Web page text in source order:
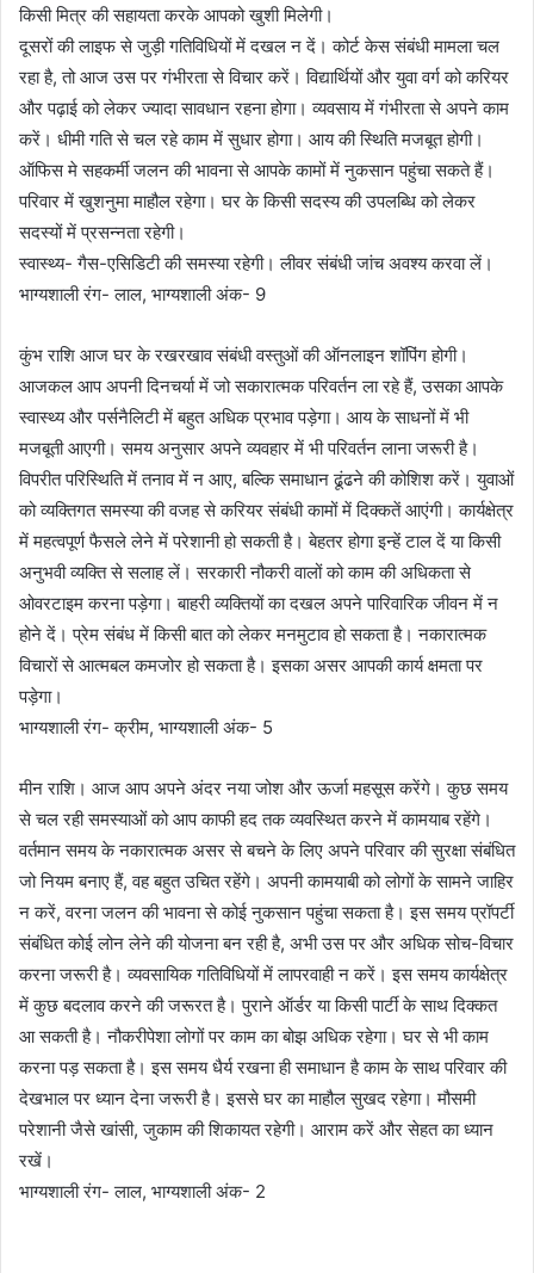
किसी मित्र की सहायता करके आपको खुशी मिलेगी।
दूसरों की लाइफ से जुड़ी गतिविधियों में दखल न दें। कोर्ट केस संबंधी मामला चल
रहा है, तो आज उस पर गंभीरता से विचार करें। विद्यार्थियों और युवा वर्ग को करियर
और पढ़ाई को लेकर ज्यादा सावधान रहना होगा। व्यवसाय में गंभीरता से अपने काम
करें। धीमी गति से चल रहे काम में सुधार होगा। आय की स्थिति मजबूत होगी।
ऑफिस मे सहकर्मी जलन की भावना से आपके कामों में नुकसान पहुंचा सकते हैं।
परिवार में खुशनुमा माहौल रहेगा। घर के किसी सदस्य की उपलब्धि को लेकर
सदस्यों में प्रसन्नता रहेगी।
स्वास्थ्य- गैस-एसिडिटी की समस्या रहेगी। लीवर संबंधी जांच अवश्य करवा लें।
भाग्यशाली रंग- लाल, भाग्यशाली अंक- 9
कुंभ राशि आज घर के रखरखाव संबंधी वस्तुओं की ऑनलाइन शॉपिंग होगी।
आजकल आप अपनी दिनचर्या में जो सकारात्मक परिवर्तन ला रहे हैं, उसका आपके
स्वास्थ्य और पर्सनैलिटी में बहुत अधिक प्रभाव पड़ेगा। आय के साधनों में भी
मजबूती आएगी। समय अनुसार अपने व्यवहार में भी परिवर्तन लाना जरूरी है।
विपरीत परिस्थिति में तनाव में न आए, बल्कि समाधान ढूंढने की कोशिश करें। युवाओं
को व्यक्तिगत समस्या की वजह से करियर संबंधी कामों में दिक्कतें आएंगी। कार्यक्षेत्र
में महत्वपूर्ण फैसले लेने में परेशानी हो सकती है। बेहतर होगा इन्हें टाल दें या किसी
अनुभवी व्यक्ति से सलाह लें। सरकारी नौकरी वालों को काम की अधिकता से
ओवरटाइम करना पड़ेगा। बाहरी व्यक्तियों का दखल अपने पारिवारिक जीवन में न
होने दें। प्रेम संबंध में किसी बात को लेकर मनमुटाव हो सकता है। नकारात्मक
विचारों से आत्मबल कमजोर हो सकता है। इसका असर आपकी कार्य क्षमता पर
पड़ेगा।
भाग्यशाली रंग- क्रीम, भाग्यशाली अंक- 5
मीन राशि। आज आप अपने अंदर नया जोश और ऊर्जा महसूस करेंगे। कुछ समय
से चल रही समस्याओं को आप काफी हद तक व्यवस्थित करने में कामयाब रहेंगे।
वर्तमान समय के नकारात्मक असर से बचने के लिए अपने परिवार की सुरक्षा संबंधित
जो नियम बनाए हैं, वह बहुत उचित रहेंगे। अपनी कामयाबी को लोगों के सामने जाहिर
न करें, वरना जलन की भावना से कोई नुकसान पहुंचा सकता है। इस समय प्रॉपर्टी
संबंधित कोई लोन लेने की योजना बन रही है, अभी उस पर और अधिक सोच-विचार
करना जरूरी है। व्यवसायिक गतिविधियों में लापरवाही न करें। इस समय कार्यक्षेत्र
में कुछ बदलाव करने की जरूरत है। पुराने ऑर्डर या किसी पार्टी के साथ दिक्कत
आ सकती है। नौकरीपेशा लोगों पर काम का बोझ अधिक रहेगा। घर से भी काम
करना पड़ सकता है। इस समय धैर्य रखना ही समाधान है काम के साथ परिवार की
देखभाल पर ध्यान देना जरूरी है। इससे घर का माहौल सुखद रहेगा। मौसमी
परेशानी जैसे खांसी, जुकाम की शिकायत रहेगी। आराम करें और सेहत का ध्यान
रखें।
भाग्यशाली रंग- लाल, भाग्यशाली अंक- 2